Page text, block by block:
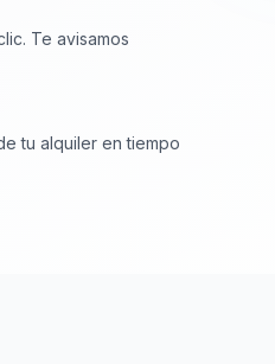
Te avisamos
tu alquiler en tiempo